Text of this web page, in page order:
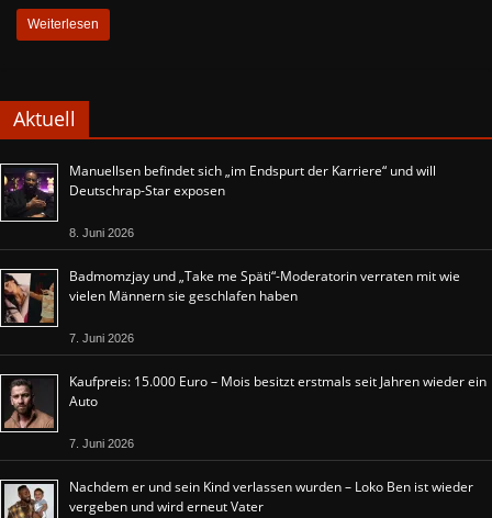
Weiterlesen
Aktuell
Manuellsen befindet sich „im Endspurt der Karriere“ und will
Deutschrap-Star exposen
8. Juni 2026
Badmomzjay und „Take me Späti“-Moderatorin verraten mit wie
vielen Männern sie geschlafen haben
7. Juni 2026
Kaufpreis: 15.000 Euro – Mois besitzt erstmals seit Jahren wieder ein
Auto
7. Juni 2026
Nachdem er und sein Kind verlassen wurden – Loko Ben ist wieder
vergeben und wird erneut Vater